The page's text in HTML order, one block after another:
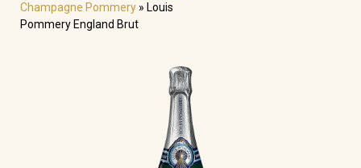
Champagne Pommery » Louis
Pommery England Brut